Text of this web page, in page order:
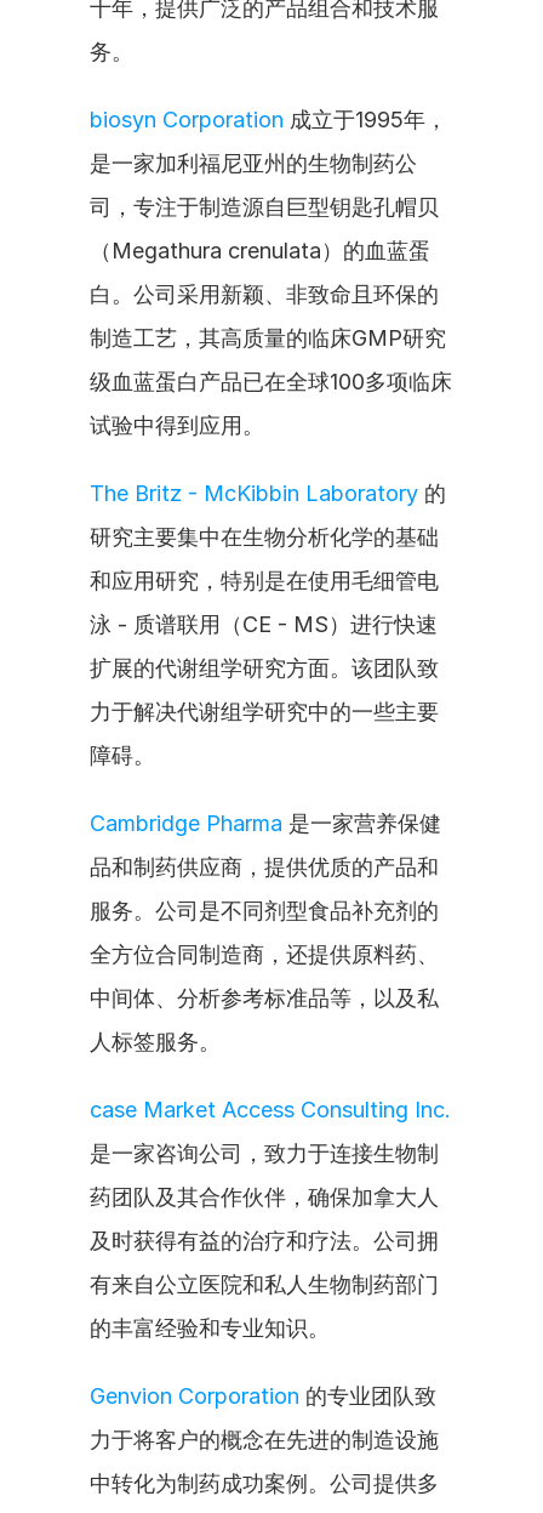
十年，提供广泛的产品组合和技术服
务。
biosyn Corporation 成立于1995年，
是一家加利福尼亚州的生物制药公
司，专注于制造源自巨型钥匙孔帽贝
（Megathura crenulata）的血蓝蛋
白。公司采用新颖、非致命且环保的
制造工艺，其高质量的临床GMP研究
级血蓝蛋白产品已在全球100多项临床
试验中得到应用。
The Britz - McKibbin Laboratory 的
研究主要集中在生物分析化学的基础
和应用研究，特别是在使用毛细管电
泳 - 质谱联用（CE - MS）进行快速
扩展的代谢组学研究方面。该团队致
力于解决代谢组学研究中的一些主要
障碍。
Cambridge Pharma 是一家营养保健
品和制药供应商，提供优质的产品和
服务。公司是不同剂型食品补充剂的
全方位合同制造商，还提供原料药、
中间体、分析参考标准品等，以及私
人标签服务。
case Market Access Consulting Inc.
是一家咨询公司，致力于连接生物制
药团队及其合作伙伴，确保加拿大人
及时获得有益的治疗和疗法。公司拥
有来自公立医院和私人生物制药部门
的丰富经验和专业知识。
Genvion Corporation 的专业团队致
力于将客户的概念在先进的制造设施
中转化为制药成功案例。公司提供多